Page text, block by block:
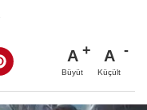
A
Büyüt
A
Küçült